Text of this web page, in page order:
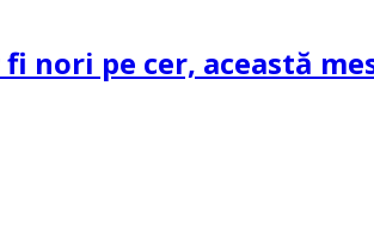
nori pe cer, această